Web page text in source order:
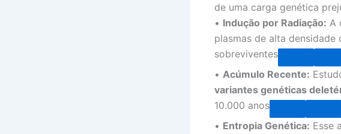
de uma carga genética
• Indução por Radiação: A
plasmas de alta
sobreviventes
• Acúmulo Recente:
variantes genéticas
10.000 anos
• Entropia Genética: Esse